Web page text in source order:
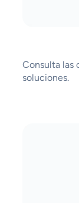
Consulta las
soluciones.